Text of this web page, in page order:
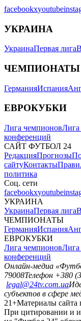
facebookxyoutube
УКРАИНА
УкраинаПервая лига
ЧЕМПИОНАТЫ
ГерманияИспания
ЕВРОКУБКИ
Лига чемпионов
конференций
САЙТ ФУТБОЛ 24
РедакцияПрогнозы
сайтуКонтакты
политика
Соц. сети
facebookxyoutube
УКРАИНА
УкраинаПервая лига
ЧЕМПИОНАТЫ
ГерманияИспания
ЕВРОКУБКИ
Лига чемпионов
конференций
Онлайн-медиа
79008Телефон +380
legal@24tv.com.ua
субъектов в сфере
21+Материалы сайта
При цитировании и